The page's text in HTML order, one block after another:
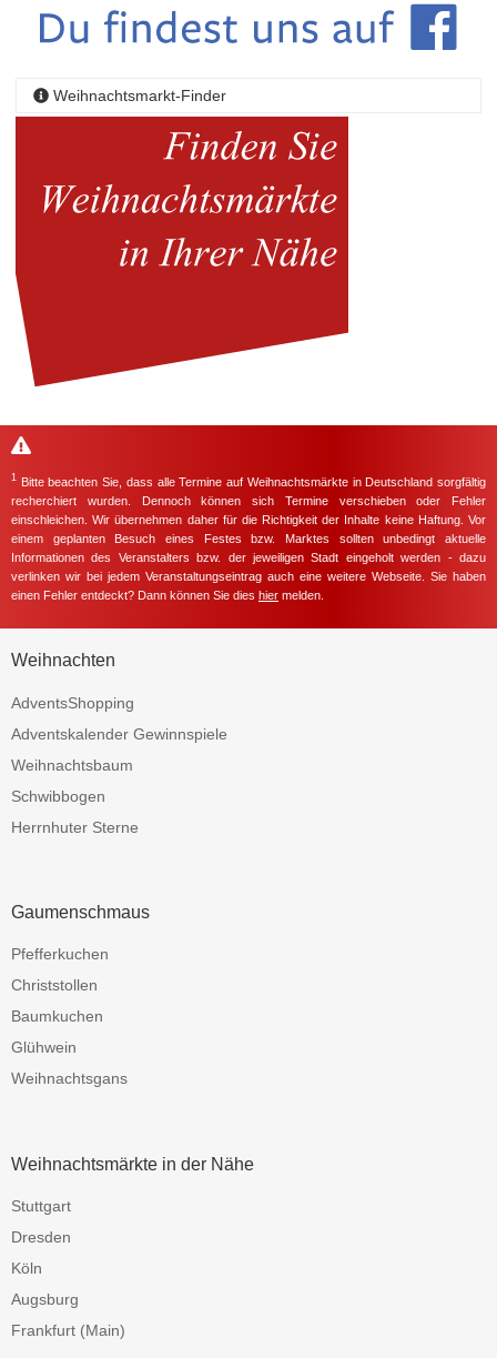
Weihnachtsmarkt-Finder
1 Bitte beachten Sie, dass alle Termine auf Weihnachtsmärkte in Deutschland sorgfältig
recherchiert wurden. Dennoch können sich Termine verschieben oder Fehler
einschleichen. Wir übernehmen daher für die Richtigkeit der Inhalte keine Haftung. Vor
einem geplanten Besuch eines Festes bzw. Marktes sollten unbedingt aktuelle
Informationen des Veranstalters bzw. der jeweiligen Stadt eingeholt werden - dazu
verlinken wir bei jedem Veranstaltungseintrag auch eine weitere Webseite. Sie haben
einen Fehler entdeckt? Dann können Sie dies hier melden.
Weihnachten
AdventsShopping
Adventskalender Gewinnspiele
Weihnachtsbaum
Schwibbogen
Herrnhuter Sterne
Gaumenschmaus
Pfefferkuchen
Christstollen
Baumkuchen
Glühwein
Weihnachtsgans
Weihnachtsmärkte in der Nähe
Stuttgart
Dresden
Köln
Augsburg
Frankfurt (Main)